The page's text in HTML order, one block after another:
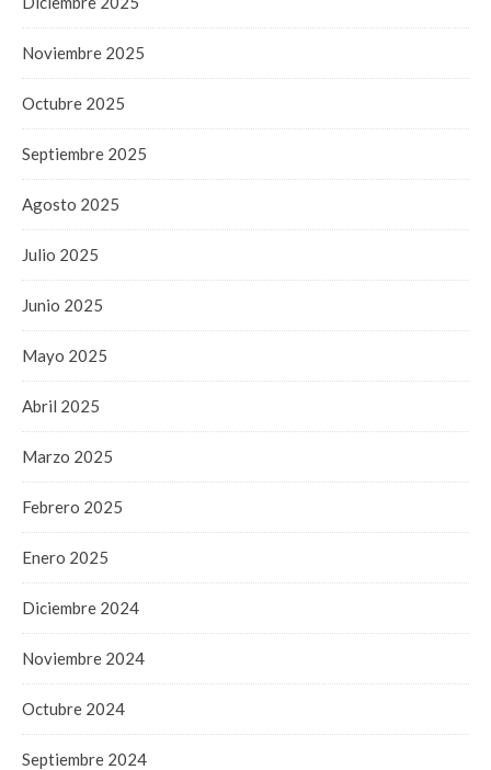
Noviembre 2025
Octubre 2025
Septiembre 2025
Agosto 2025
Julio 2025
Junio 2025
Mayo 2025
Abril 2025
Marzo 2025
Febrero 2025
Enero 2025
Diciembre 2024
Noviembre 2024
Octubre 2024
Septiembre 2024